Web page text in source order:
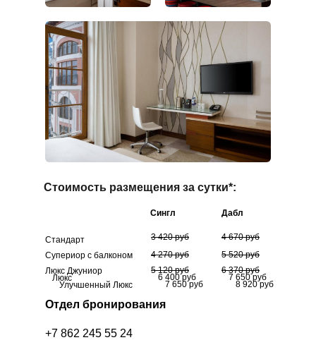
Стоимость размещения за сутки*:
Сингл Дабл
Отдел бронирования
+7 862 245 55 24
Стандарт
Супериор с балконом
Люкс Джуниор
3 420 руб
4 270 руб
5 120 руб
4 670 руб
5 520 руб
6 370 руб
Люкс 6 400 руб 7 650 руб
Улучшенный Люкс 7 650 руб 8 920 руб